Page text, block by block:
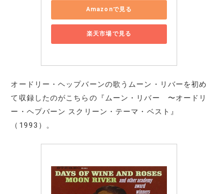
Amazonで見る
楽天市場で見る
オードリー・ヘップバーンの歌うムーン・リバーを初め
て収録したのがこちらの『ムーン・リバー 〜オードリ
ー・ヘプバーン スクリーン・テーマ・ベスト』
（1993）。